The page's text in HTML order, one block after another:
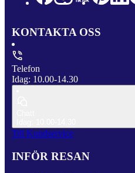
KONTAKTA OSS
Telefon
Idag: 10.00-14.30
Till Kundservice
INFÖR RESAN